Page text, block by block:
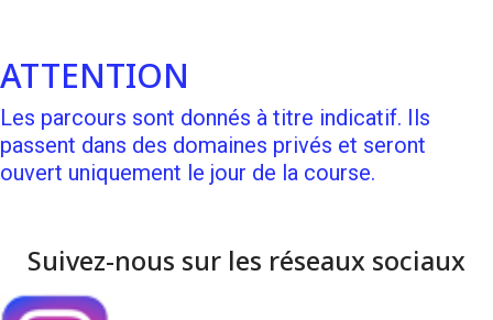
ATTENTION
Les parcours sont donnés à titre indicatif. Ils
passent dans des domaines privés et seront
ouvert uniquement le jour de la course.
Suivez-nous sur les réseaux sociaux